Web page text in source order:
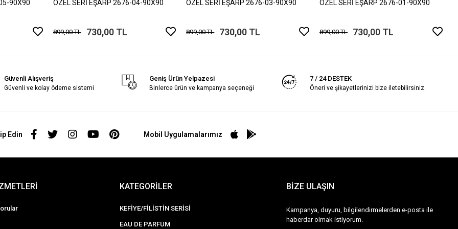
90X90 ÖZEL SERİ EŞARP 2676-04-90X90
899,00 TL 730,00 TL
ÖZEL SERİ EŞARP 2676-03-90X90
899,00 TL 730,00 TL
ÖZEL SERİ EŞARP 2676-01-90X90
899,00 TL 730,00 TL
Güvenli Alışveriş
Güvenli ve kolay ödeme sistemi
Geniş Ürün Yelpazesi
Binlerce ürün ve kampanya seçeneği
7 / 24 DESTEK
Öneri ve şikayetlerinizi bize iletebilirsiniz.
Edin Mobil Uygulamalarımız
KATEGORİLER
KEFİYE/FİLİSTİN SERİSİ
EAU DE PARFUM
BİZE ULAŞIN
Kampanya, duyuru, bilgilendirmelerden e-posta ile
haberdar olmak istiyorum.